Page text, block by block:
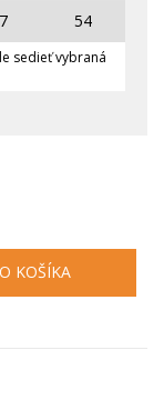
54
sedieť vybraná
KOŠÍKA